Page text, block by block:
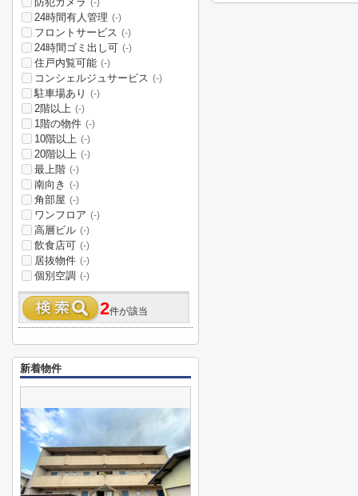
(-)
24時間有人管理 (-)
フロントサービス (-)
24時間ゴミ出し可 (-)
住戸内覧可能 (-)
コンシェルジュサービス (-)
駐車場あり (-)
2階以上 (-)
1階の物件 (-)
10階以上 (-)
20階以上 (-)
最上階 (-)
南向き (-)
角部屋 (-)
ワンフロア (-)
高層ビル (-)
飲食店可 (-)
居抜物件 (-)
個別空調 (-)
2件が該当
新着物件